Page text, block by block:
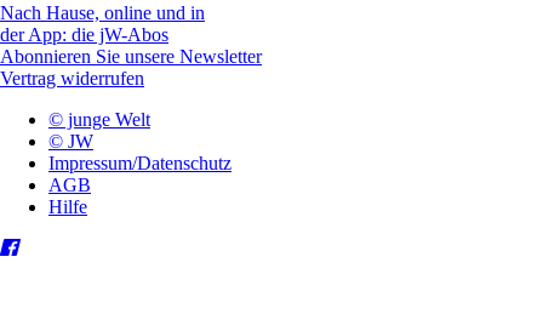
Nach Hause, online und in
der App: die jW-Abos
Abonnieren Sie unsere Newsletter
Vertrag widerrufen
© junge Welt
© JW
Impressum/Datenschutz
AGB
Hilfe